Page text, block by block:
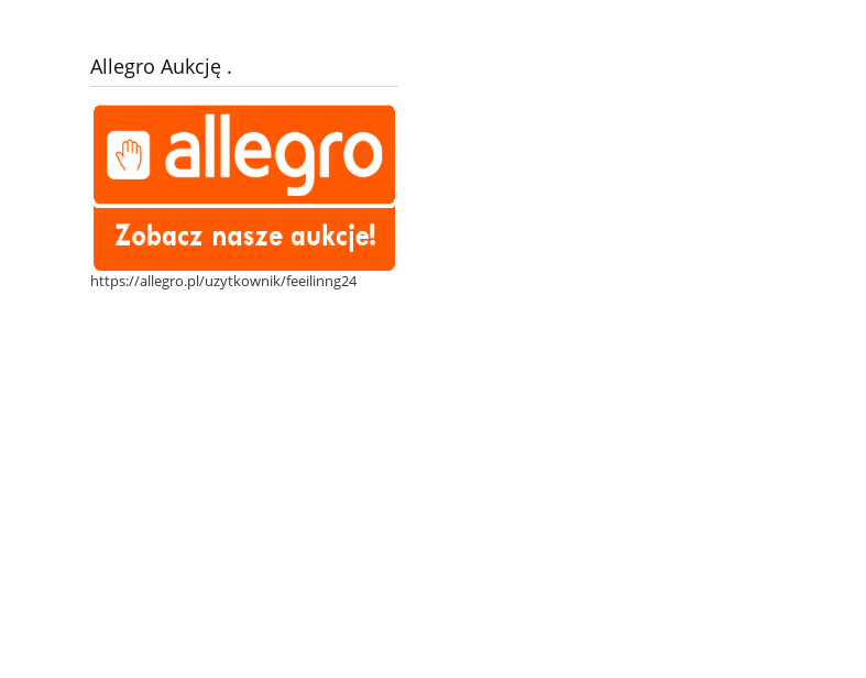
Allegro Aukcję .
https://allegro.pl/uzytkownik/feeilinng24